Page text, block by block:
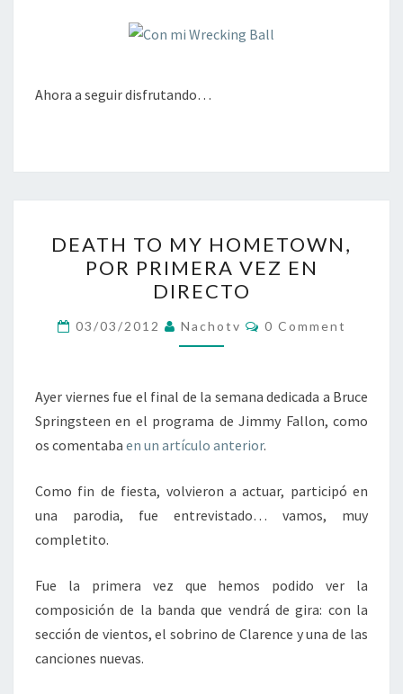
Ahora a seguir disfrutando…
TO
MY
HOMETOWN,
POR
PRIMERA
EN
DIRECTO
DEATH TO MY HOMETOWN,
POR PRIMERA VEZ EN
DIRECTO
03/03/2012 Nachotv Comments
0 Comment
Ayer viernes fue el final de la semana dedicada a Bruce
Springsteen en el programa de Jimmy Fallon, como
os comentaba en un artículo anterior.
Como fin de fiesta, volvieron a actuar, participó en
una parodia, fue entrevistado… vamos, muy
completito.
Fue la primera vez que hemos podido ver la
composición de la banda que vendrá de gira: con la
sección de vientos, el sobrino de Clarence y una de las
canciones nuevas.